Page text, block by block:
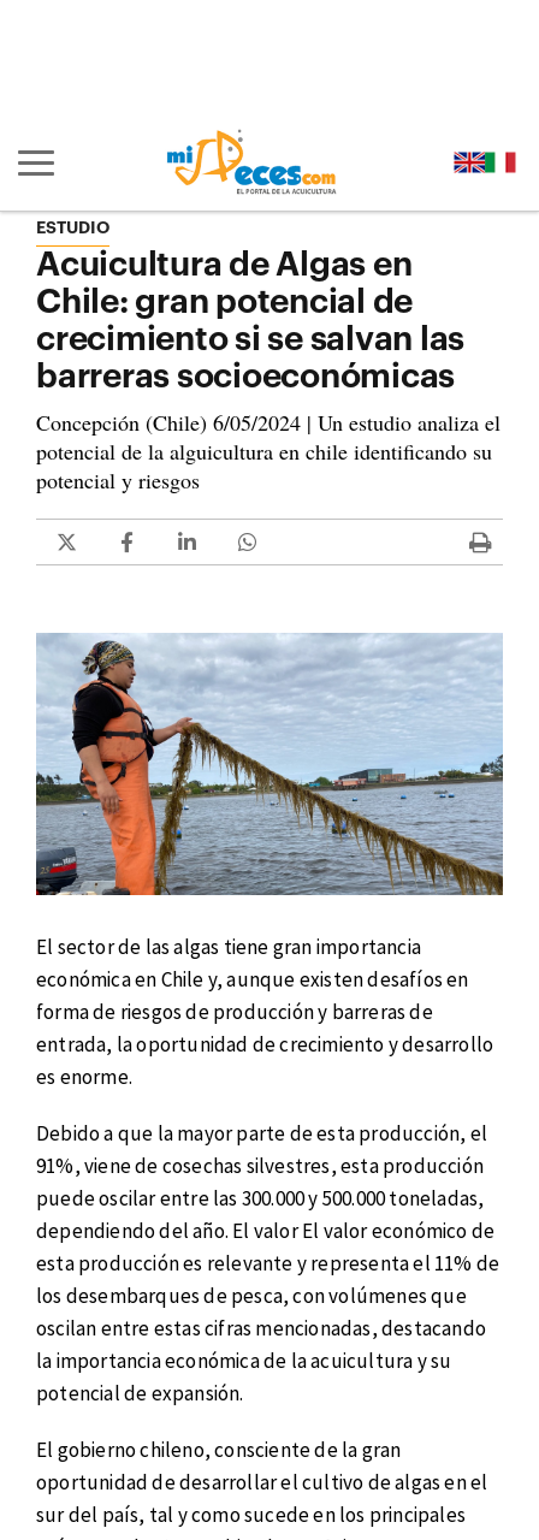
Mostrar/ocultar navegación principal
ESTUDIO
Acuicultura de Algas en
Chile: gran potencial de
crecimiento si se salvan las
barreras socioeconómicas
Concepción (Chile) 6/05/2024 | Un estudio analiza el
potencial de la alguicultura en chile identificando su
potencial y riesgos
El sector de las algas tiene gran importancia
económica en Chile y, aunque existen desafíos en
forma de riesgos de producción y barreras de
entrada, la oportunidad de crecimiento y desarrollo
es enorme.
Debido a que la mayor parte de esta producción, el
91%, viene de cosechas silvestres, esta producción
puede oscilar entre las 300.000 y 500.000 toneladas,
dependiendo del año. El valor El valor económico de
esta producción es relevante y representa el 11% de
los desembarques de pesca, con volúmenes que
oscilan entre estas cifras mencionadas, destacando
la importancia económica de la acuicultura y su
potencial de expansión.
El gobierno chileno, consciente de la gran
oportunidad de desarrollar el cultivo de algas en el
sur del país, tal y como sucede en los principales